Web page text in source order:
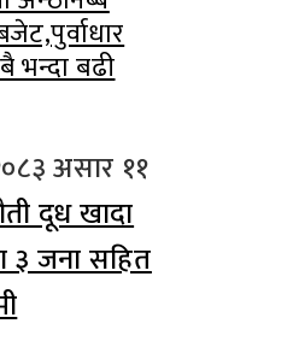
भन्दा बढी
असार ११